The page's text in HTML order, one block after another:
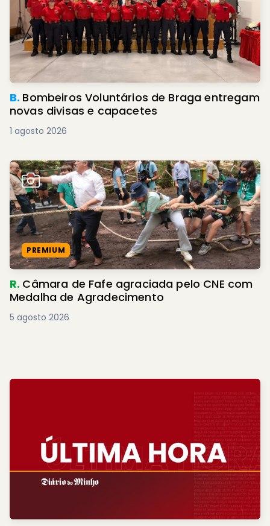
B. Bombeiros Voluntários de Braga entregam
novas divisas e capacetes
1 agosto 2026
PREMIUM
R. Câmara de Fafe agraciada pelo CNE com
Medalha de Agradecimento
5 agosto 2026